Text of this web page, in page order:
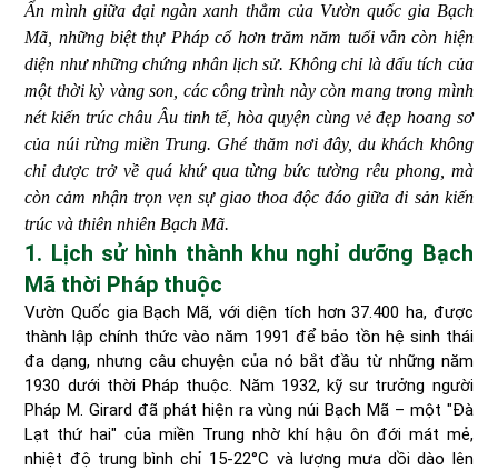
Ẩn mình giữa đại ngàn xanh thẳm của Vườn quốc gia Bạch
Mã, những biệt thự Pháp cổ hơn trăm năm tuổi vẫn còn hiện
diện như những chứng nhân lịch sử. Không chỉ là dấu tích của
một thời kỳ vàng son, các công trình này còn mang trong mình
nét kiến trúc châu Âu tinh tế, hòa quyện cùng vẻ đẹp hoang sơ
của núi rừng miền Trung. Ghé thăm nơi đây, du khách không
chỉ được trở về quá khứ qua từng bức tường rêu phong, mà
còn cảm nhận trọn vẹn sự giao thoa độc đáo giữa di sản kiến
trúc và thiên nhiên Bạch Mã.
1. Lịch sử hình thành khu nghỉ dưỡng Bạch
Mã thời Pháp thuộc
Vườn Quốc gia Bạch Mã, với diện tích hơn 37.400 ha, được
thành lập chính thức vào năm 1991 để bảo tồn hệ sinh thái
đa dạng, nhưng câu chuyện của nó bắt đầu từ những năm
1930 dưới thời Pháp thuộc. Năm 1932, kỹ sư trưởng người
Pháp M. Girard đã phát hiện ra vùng núi Bạch Mã – một "Đà
Lạt thứ hai" của miền Trung nhờ khí hậu ôn đới mát mẻ,
nhiệt độ trung bình chỉ 15-22°C và lượng mưa dồi dào lên